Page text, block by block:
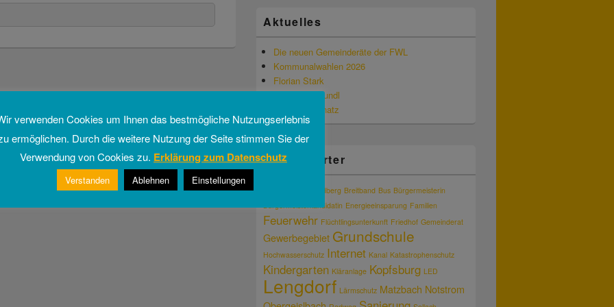
Aktuelles
Die neuen Gemeinderäte der FWL
Kommunalwahlen 2026
Florian Stark
Veronika Freundl
Reinhard Schatz
Schlagwörter
Badberg Breitband Bus Bürgermeisterin
Bürgermeisterkandidatin Energieeinsparung Familien
Feuerwehr Flüchtlingsunterkunft Friedhof Gemeinderat
Gewerbegebiet Grundschule
Hochwasserschutz Internet Kanal Katastrophenschutz
Kindergarten Kläranlage Kopfsburg LED
Lengdorf Lärmschutz Matzbach Notstrom
verwenden Cookies um Ihnen das bestmögliche Nutzungserlebnis
ermöglichen. Durch die weitere Nutzung der Seite stimmen Sie der
Verwendung von Cookies zu. Erklärung zum Datenschutz
Verstanden Ablehnen Einstellungen